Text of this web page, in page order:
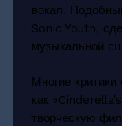
вокал.
Sonic Youth,
музыкальной
Многие критики
как
творческую